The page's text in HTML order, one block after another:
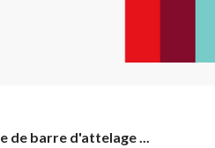
de barre d'attelage ...